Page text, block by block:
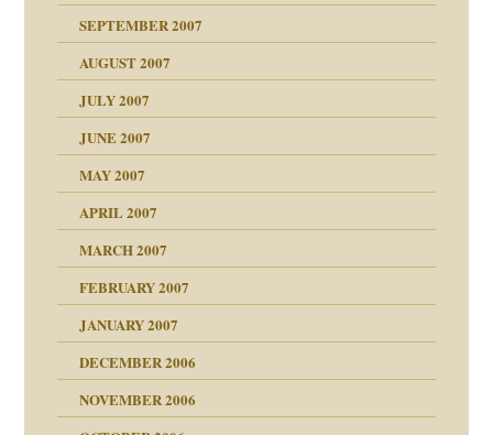
in meiner
SEPTEMBER 2007
AUGUST 2007
JULY 2007
JUNE 2007
MAY 2007
APRIL 2007
MARCH 2007
FEBRUARY 2007
JANUARY 2007
DECEMBER 2006
NOVEMBER 2006